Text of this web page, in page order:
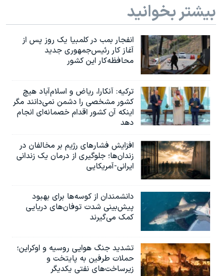
بیشتر بخوانید
انفجار بمب‌‌ در کلمبیا یک روز پس از
آغاز کار رئیس‌جمهوری جدید
محافظه‌کار این کشور
ترکیه: آنکارا، ریاض و اسلام‌آباد هیچ
کشور مشخصی را دشمن نمی‌دانند مگر
اینکه آن کشور اقدام خصمانه‌ای انجام
دهد
افزایش فشارهای رژیم بر مخالفان در
زندان‌ها؛ جلوگیری از درمان یک زندانی
ایرانی-آمریکایی
دانشمندان از کوسه‌ها برای بهبود
پیش‌بینی شدت توفان‌های دریایی
کمک می‌گیرند
تشدید جنگ هوایی روسیه و اوکراین؛
حملات طرفین به پایتخت‌ و
زیرساخت‌های نفتی یکدیگر